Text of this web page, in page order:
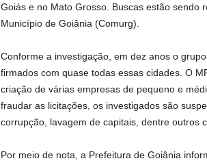
Goiás e no Mato Grosso. Buscas estão sendo
Município de Goiânia (Comurg).
Conforme a investigação, em dez anos o
firmados com quase todas essas cidades. O
criação de várias empresas de pequeno e
fraudar as licitações, os investigados são
corrupção, lavagem de capitais, dentre outros
Por meio de nota, a Prefeitura de Goiânia